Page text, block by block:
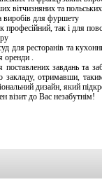
вітчизняних та
виробів для фуршету
професійний, так і для
для ресторанів та
оренди .
завдань та
отримавши,
дизайн, який
візит до Вас незабутнім!